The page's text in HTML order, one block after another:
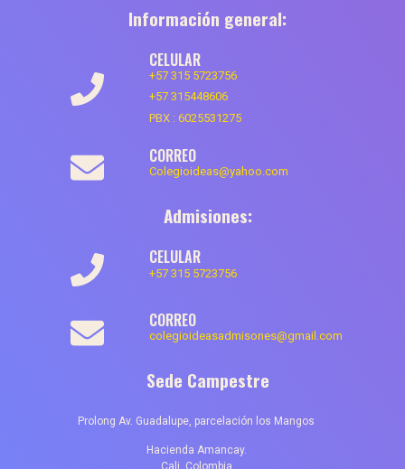
Información general:
CELULAR
+57 315 5723756
+57 315448606
PBX : 6025531275
CORREO
Colegioideas@yahoo.com
Admisiones:
CELULAR
+57 315 5723756
CORREO
colegioideasadmisones@gmail.com
Sede Campestre
Prolong Av. Guadalupe, parcelación los Mangos
Hacienda Amancay.